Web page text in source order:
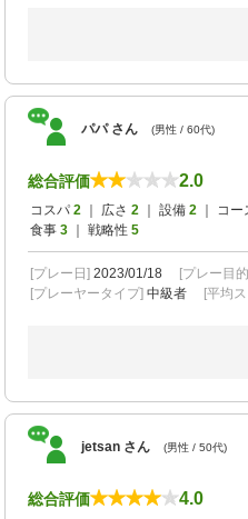
パパ さん (男性 / 60代)
総合評価 2.0
コスパ 2 ｜ 広さ 2 ｜ 設備 2 ｜ コー
食事 3 ｜ 戦略性 5
[プレー日] 2023/01/18 [プレー目
[プレーヤータイプ] 中級者 [平均ス
jetsan さん (男性 / 50代)
総合評価 4.0